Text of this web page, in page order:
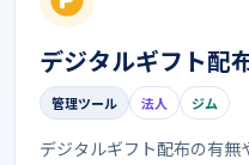
デジタルギフト配
管理ツール 法人 ジム
デジタルギフト配布の有無